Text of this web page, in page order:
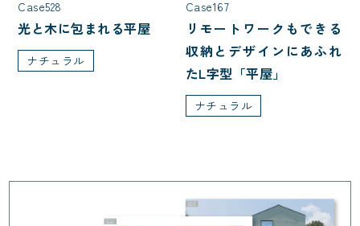
Case528
光と木に包まれる平屋
ナチュラル
Case167
リモートワークもできる
収納とデザインにあふれ
たL字型「平屋」
ナチュラル